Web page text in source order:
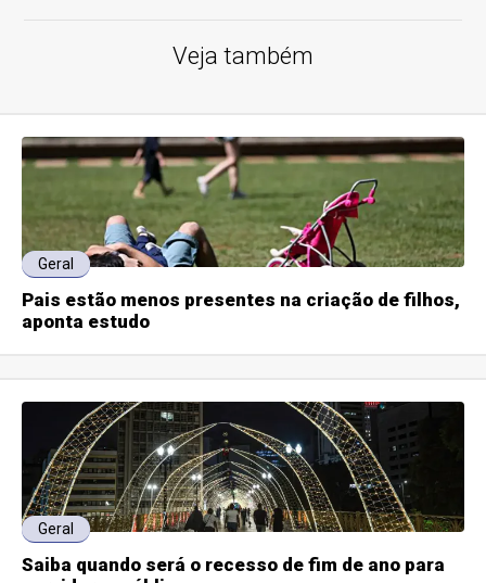
Veja também
Geral
Pais estão menos presentes na criação de filhos,
aponta estudo
Geral
Saiba quando será o recesso de fim de ano para